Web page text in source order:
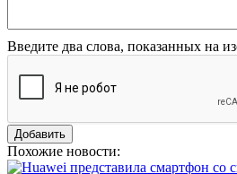
Введите два слова, показанных на
Похожие новости: